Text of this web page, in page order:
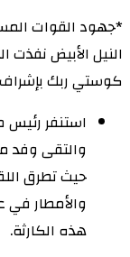
*جهود القوات
كوستي ربك بإشراف
استنفر رئيس
والتقى وفد
حيث تطرق
والأمطار في
هذه الكارثة.